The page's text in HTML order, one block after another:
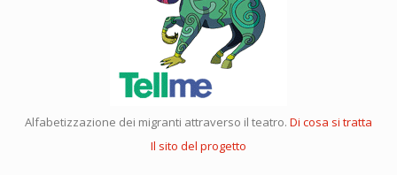
Alfabetizzazione dei migranti attraverso il teatro. Di cosa si tratta
Il sito del progetto